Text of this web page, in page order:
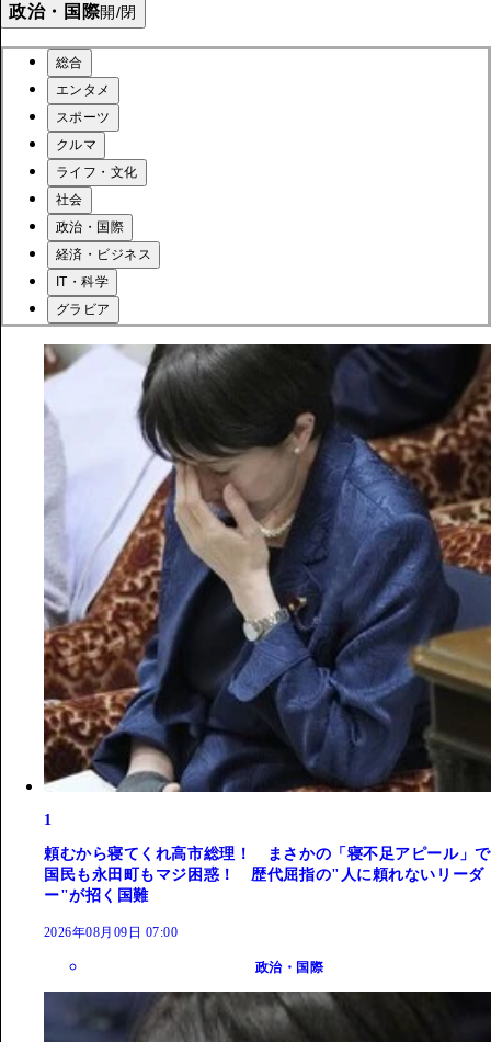
政治・国際開/閉
総合
エンタメ
スポーツ
クルマ
ライフ・文化
社会
政治・国際
経済・ビジネス
IT・科学
グラビア
1
頼むから寝てくれ高市総理！ まさかの「寝不足アピール」で
国民も永田町もマジ困惑！ 歴代屈指の"人に頼れないリーダ
ー"が招く国難
2026年08月09日 07:00
政治・国際